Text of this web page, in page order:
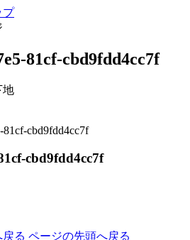
プ
81cf-cbd9fdd4cc7f
81cf-cbd9fdd4cc7f
cbd9fdd4cc7f
る ページの先頭へ戻る